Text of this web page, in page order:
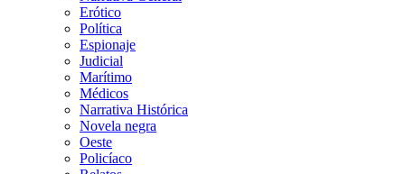
Erótico
Política
Espionaje
Judicial
Marítimo
Médicos
Narrativa Histórica
Novela negra
Oeste
Policíaco